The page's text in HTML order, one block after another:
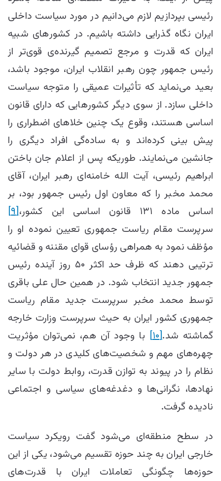
رئیسی بپردازیم لازم می‌دانیم در مورد سیاست داخلی
ایران نگاه گذرایی داشته باشیم. در کشور‌‌های شبیه
ایران که قدرت و مرجع تصمیم گیرنده‌ی قوی‌تر از
رئیس جمهور چون رهبر انقلاب ایران، موجود باشد،
بعید می‌نماید که تأثیرات عمیقی را متوجه سیاست
داخلی سازد. از سوی دیگر کشور‌هایی که دارای قانون
اساسی هستند، وقوع یک چنین خلا‌های اضطراری را
پیش بینی کرده‌اند و به ساده‌گی افراد دیگری را
جانشین می‌نمایند. طوریکه پس از اعلام جان باختن
ابراهیم رئیسی، آیت الله خامنه‌ای رهبر ایران، آقای
محمد مخبر را که معاون اول رئیس جمهور بود، بر
اساس ماده ۱۳۱ قانون اساسی این کشور،
[۹]
سرپرست مقام ریاست جمهوری تعیین نموده او را
مؤظف نمود به همراهی رؤسای قوای مقننه و قضائیه
ترتیبی دهند که ظرف حد اکثر ۵۰ روز آینده رئیس
جمهور جدید انتخاب شود. در همین حال علی باقری
توسط محمد مخبر سرپرست جدید مقام ریاست
جمهوری کشور ایران به حیث سرپرست وزارت خارجه
گماشته شد.[۱۰]
با وجود آن هم، نمی‌توان مؤثریت
چهره‌های مهم و شخصیت‌های کلیدی در هر دولت و
نظام را در پیوند به توازن قدرت، روابط دولت با سایر
نهاد‌ها، نگرانی‌ها و دغدغه‌های سیاسی و اجتماعی
نادیده گرفت.
در سطح منطقه‌ای می‌شود گفت رویکرد سیاست
خارجی ایران به چند حوزه‌ تقسیم می‌شود، یکی از‌ این
حوزه‌ها چگونگی تعاملات ایران با قدرت‌های